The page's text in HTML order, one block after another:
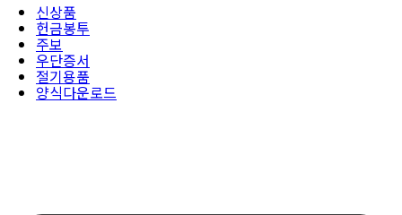
신상품
헌금봉투
주보
우단증서
절기용품
양식다운로드